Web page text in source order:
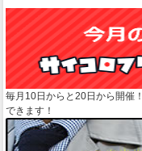
毎月10日からと20日から開催
できます！